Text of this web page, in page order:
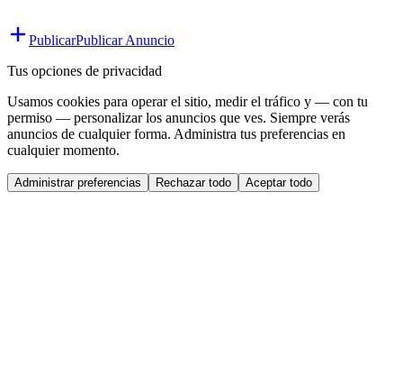
PublicarPublicar Anuncio
Tus opciones de privacidad
Usamos cookies para operar el sitio, medir el tráfico y — con tu
permiso — personalizar los anuncios que ves. Siempre verás
anuncios de cualquier forma. Administra tus preferencias en
cualquier momento.
Administrar preferencias Rechazar todo Aceptar todo